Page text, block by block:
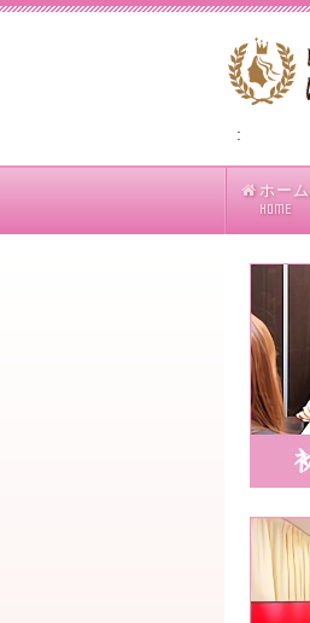
:
ホーム
HOME